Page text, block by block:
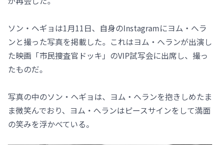
ソン・ヘギョは1月11日、自身のInstagramにヨム・へラ
ンと撮った写真を掲載した。これはヨム・へランが出演し
た映画「市民捜査官ドッキ」のVIP試写会に出席し、撮っ
たものだ。
写真の中のソン・ヘギョは、ヨム・へランを抱きしめたま
ま微笑んでおり、ヨム・へランはピースサインをして満面
の笑みを浮かべている。